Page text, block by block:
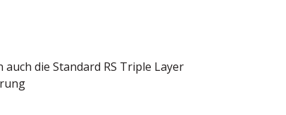
die Standard RS Triple Layer